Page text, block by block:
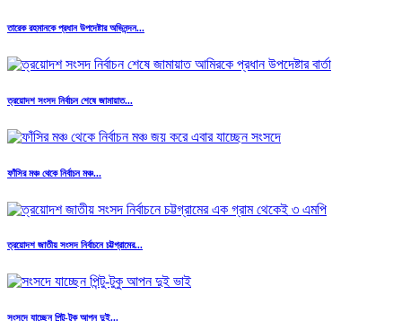
তারেক রহমানকে প্রধান উপদেষ্টার অভিনন্দন...
ত্রয়োদশ সংসদ নির্বাচন শেষে জামায়াত...
ফাঁসির মঞ্চ থেকে নির্বাচন মঞ্চ...
ত্রয়োদশ জাতীয় সংসদ নির্বাচনে চট্টগ্রামের...
সংসদে যাচ্ছেন পিন্টু-টুকু আপন দুই...